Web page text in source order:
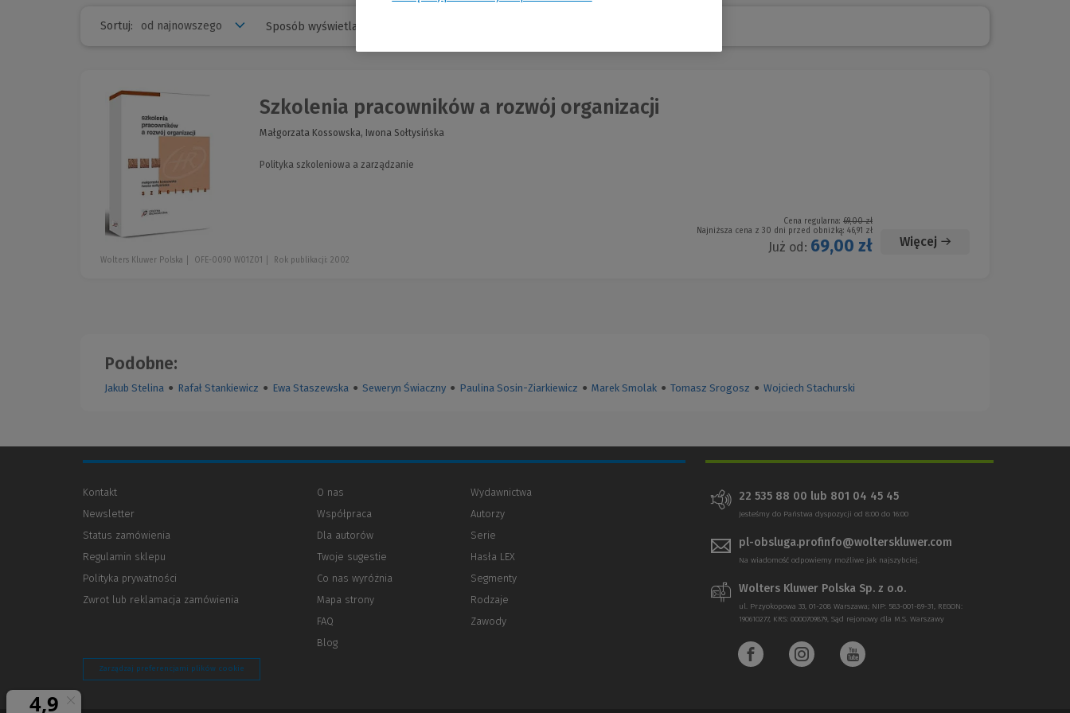
Sortuj: Sposób wyświetlania
Szkolenia pracowników a rozwój organizacji
Małgorzata Kossowska, Iwona Sołtysińska
Polityka szkoleniowa a zarządzanie
Cena regularna: 69,00 zł
Najniższa cena z 30 dni przed obniżką: 46,91 zł
Już od: 69,00 zł Więcej
Wolters Kluwer Polska OFE-0090 W01Z01 Rok publikacji: 2002
Podobne:
Jakub Stelina ● Rafał Stankiewicz ● Ewa Staszewska ● Seweryn Świaczny ● Paulina Sosin-Ziarkiewicz ● Marek Smolak ● Tomasz Srogosz ● Wojciech Stachurski
Kontakt
Newsletter
Status zamówienia
Regulamin sklepu
Polityka prywatności
innej
Zwrot lub reklamacja zamówienia
O nas
Współpraca
Dla autorów
innej
strony)
Twoje sugestie
Co nas wyróżnia
Mapa strony
FAQ
Blog
Wydawnictwa
Autorzy
Serie
Hasła LEX
Segmenty
Rodzaje
Zawody
Zarządzaj preferencjami plików cookie
22 535 88 00 lub 801 04 45 45
Jesteśmy do Państwa dyspozycji od 8:00 do 16:00
pl-obsluga.profinfo@wolterskluwer.com
Na wiadomość odpowiemy możliwe jak najszybciej.
Wolters Kluwer Polska Sp. z o.o.
ul. Przyokopowa 33, 01-208 Warszawa; NIP: 583-001-89-31, REGON:
190610277, KRS: 0000709879, Sąd rejonowy dla M.S. Warszawy